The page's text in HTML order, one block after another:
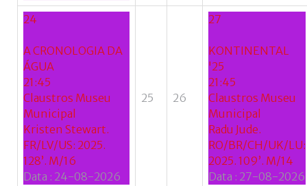
24
A CRONOLOGIA DA
ÁGUA
21:45
Claustros Museu
Municipal
Kristen Stewart.
FR/LV/US: 2025.
128’. M/16
Data : 24-08-2026
25 26
27
KONTINENTAL
'25
21:45
Claustros Museu
Municipal
Radu Jude.
RO/BR/CH/UK/LU:
2025. 109’. M/14
Data : 27-08-2026